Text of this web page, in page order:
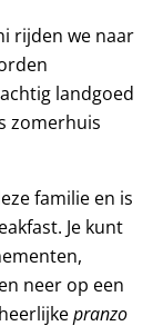
rijden we naar
landgoed
zomerhuis
familie en is
Je kunt
neer op een
pranzo